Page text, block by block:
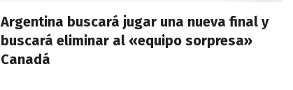
Argentina buscará jugar una nueva final y
buscará eliminar al «equipo sorpresa»
Canadá